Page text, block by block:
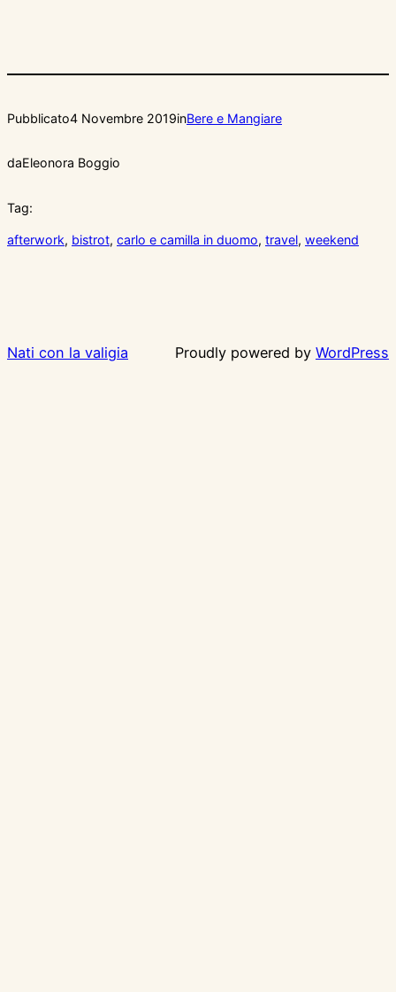
Pubblicato4 Novembre 2019inBere e Mangiare
daEleonora Boggio
Tag:
afterwork, bistrot, carlo e camilla in duomo, travel, weekend
Nati con la valigia Proudly powered by WordPress